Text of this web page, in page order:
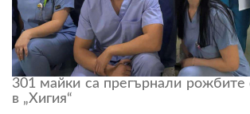
301 майки са прегърнали рожбите
в „Хигия“